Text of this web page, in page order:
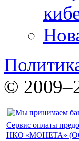
©
Сервис оплаты
НКО «МОНЕТА»